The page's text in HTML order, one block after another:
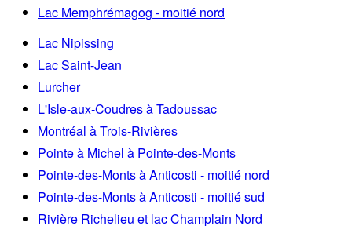
Lac Memphrémagog - moitié nord
Lac Nipissing
Lac Saint-Jean
Lurcher
L'Isle-aux-Coudres à Tadoussac
Montréal à Trois-Rivières
Pointe à Michel à Pointe-des-Monts
Pointe-des-Monts à Anticosti - moitié nord
Pointe-des-Monts à Anticosti - moitié sud
Rivière Richelieu et lac Champlain Nord